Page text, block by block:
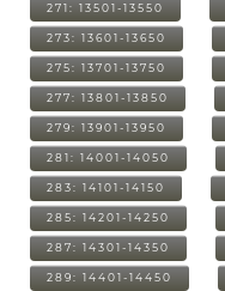
271: 13501-13550
273: 13601-13650
275: 13701-13750
277: 13801-13850
279: 13901-13950
281: 14001-14050
283: 14101-14150
285: 14201-14250
287: 14301-14350
289: 14401-14450